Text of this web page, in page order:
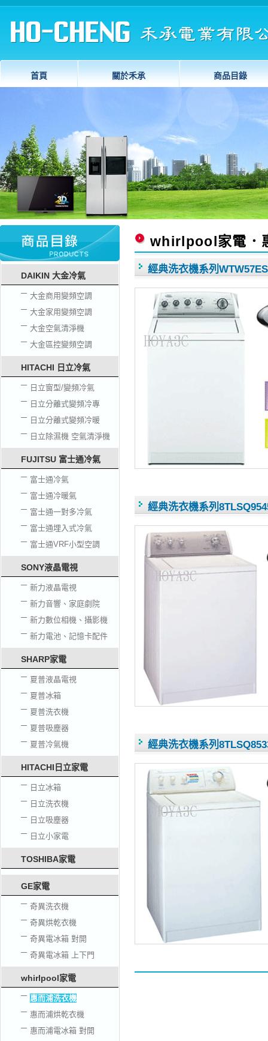
首頁 關於禾承 商品目錄
DAIKIN 大金冷氣
大金商用變頻空調
大金家用變頻空調
大金空氣清淨機
大金區控變頻空調
HITACHI 日立冷氣
日立窗型/變頻冷氣
日立分離式變頻冷專
日立分離式變頻冷暖
日立除濕機 空氣清淨機
FUJITSU 富士通冷氣
富士通冷氣
富士通冷暖氣
富士通一對多冷氣
富士通埋入式冷氣
富士通VRF小型空調
SONY液晶電視
新力液晶電視
新力音響、家庭劇院
新力數位相機、攝影機
新力電池、記憶卡配件
SHARP家電
夏普液晶電視
夏普冰箱
夏普洗衣機
夏普吸塵器
夏普冷氣機
HITACHI日立家電
日立冰箱
日立洗衣機
日立吸塵器
日立小家電
TOSHIBA家電
GE家電
奇異洗衣機
奇異烘乾衣機
奇異電冰箱 對開
奇異電冰箱 上下門
whirlpool家電
惠而浦洗衣機
惠而浦烘乾衣機
惠而浦電冰箱 對開
whirlpool家電．
經典洗衣機系列
經典洗衣機系列
經典洗衣機系列